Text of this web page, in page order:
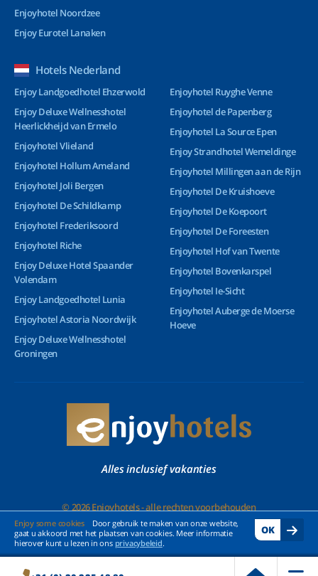
Enjoy some cookies
Door gebruik te maken van onze website,
gaat u akkoord met het plaatsen van cookies. Meer informatie
hierover kunt u lezen in ons privacybeleid.
OK
Enjoyhotel Noordzee
Enjoy Eurotel Lanaken
Hotels Nederland
Enjoy Landgoedhotel Ehzerwold
Enjoy Deluxe Wellnesshotel
Heerlickheijd van Ermelo
Enjoyhotel Vlieland
Enjoyhotel Hollum Ameland
Enjoyhotel Joli Bergen
Enjoyhotel De Schildkamp
Enjoyhotel Frederiksoord
Enjoyhotel Riche
Enjoy Deluxe Hotel Spaander
Volendam
Enjoy Landgoedhotel Lunia
Enjoyhotel Astoria Noordwijk
Enjoy Deluxe Wellnesshotel
Groningen
Enjoyhotel Ruyghe Venne
Enjoyhotel de Papenberg
Enjoyhotel La Source Epen
Enjoy Strandhotel Wemeldinge
Enjoyhotel Millingen aan de Rijn
Enjoyhotel De Kruishoeve
Enjoyhotel De Koepoort
Enjoyhotel De Foreesten
Enjoyhotel Hof van Twente
Enjoyhotel Bovenkarspel
Enjoyhotel Ie-Sicht
Enjoyhotel Auberge de Moerse
Hoeve
Alles inclusief vakanties
© 2026 Enjoyhotels - alle rechten voorbehouden